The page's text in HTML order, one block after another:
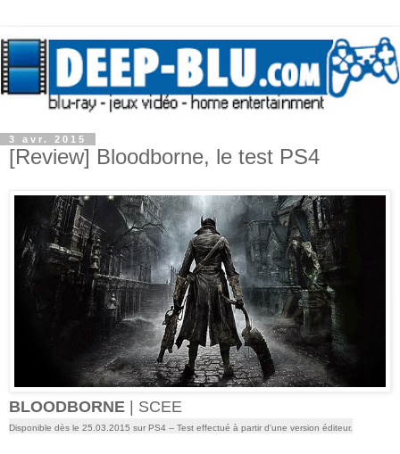
3 avr. 2015
[Review] Bloodborne, le test PS4
BLOODBORNE | SCEE
Disponible dès le 25.03.2015 sur PS4 -- Test effectué à partir d'une version éditeur.